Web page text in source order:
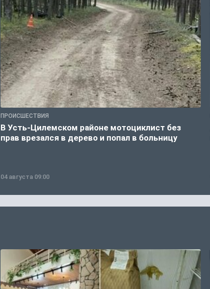
ПРОИСШЕСТВИЯ
В Усть-Цилемском районе мотоциклист без
прав врезался в дерево и попал в больницу
04 августа 09:00